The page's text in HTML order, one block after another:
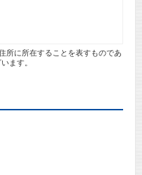
所に所在することを表すものであ
ます。